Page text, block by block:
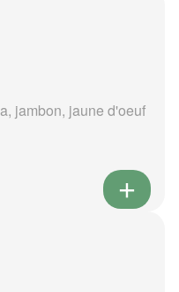
jambon, jaune d'oeuf